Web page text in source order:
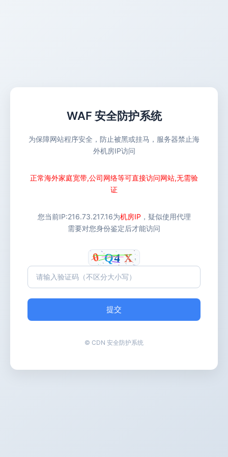
WAF 安全防护系统
为保障网站程序安全，防止被黑或挂马，服务器禁止海
外机房IP访问
正常海外家庭宽带,公司网络等可直接访问网站,无需验
证
您当前IP:216.73.217.16为机房IP ，疑似使用代理
需要对您身份鉴定后才能访问
提交
© CDN 安全防护系统